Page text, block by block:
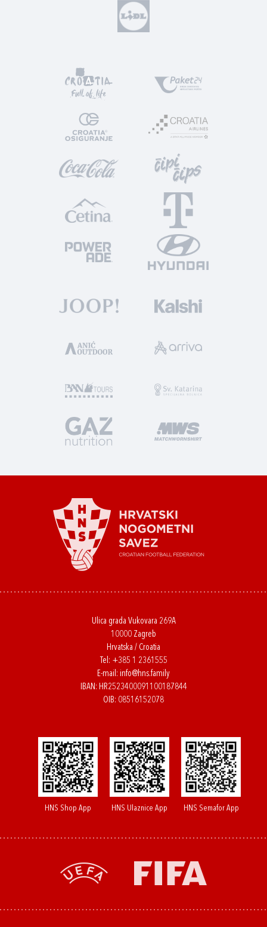
Ulica grada Vukovara 269A
10000 Zagreb
Hrvatska / Croatia
Tel: +385 1 2361555
E-mail: info@hns.family
IBAN: HR2523400091100187844
OIB: 08516152078
HNS Shop App HNS Ulaznice App HNS Semafor App